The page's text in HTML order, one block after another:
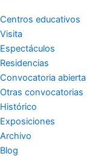
m-
f
Centros educativos
Visita
Espectáculos
Residencias
Convocatoria abierta
Otras convocatorias
Histórico
Exposiciones
Archivo
Blog